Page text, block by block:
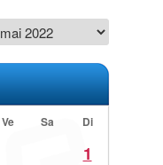
Ve Sa Di
1